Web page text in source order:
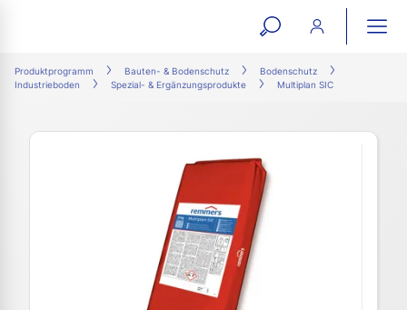
open
search
form
Produktprogramm Bauten- & Bodenschutz
Bodenschutz
Industrieboden
Spezial- & Ergänzungsprodukte Multiplan SIC